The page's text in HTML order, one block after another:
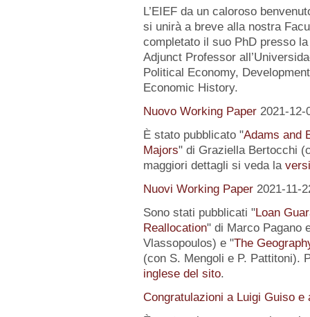
L’EIEF da un caloroso
si unirà a breve alla nostra
completato il suo PhD presso
Adjunct Professor
Political Economy,
Economic History.
Nuovo Working Paper 2021-12-
È stato pubblicato "Adams and
Majors" di Graziella Bertocchi
maggiori dettagli si veda la
Nuovi Working Paper 2021-11-
Sono stati pubblicati "Loan
Reallocation" di Marco Pagano
Vlassopoulos) e "The
(con S. Mengoli e P. Pattitoni).
inglese del sito.
Congratulazioni a Luigi Guiso e